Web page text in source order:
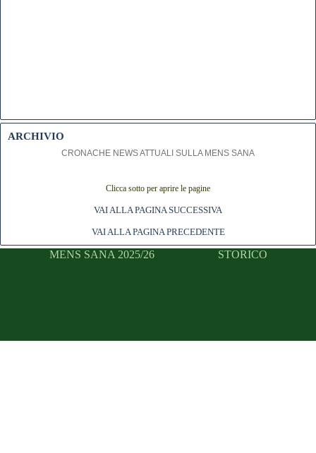
ARCHIVIO
CRONACHE NEWS ATTUALI SULLA MENS SANA
Clicca sotto per aprire le pagine
VAI ALLA PAGINA SUCCESSIVA
VAI ALLA PAGINA PRECEDENTE
MENS SANA 2025/26 STORICO